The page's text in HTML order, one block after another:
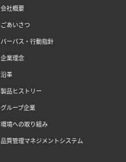
会社概要
ごあいさつ
パーパス・行動指針
企業理念
沿革
製品ヒストリー
グループ企業
環境への取り組み
品質管理マネジメントシステム